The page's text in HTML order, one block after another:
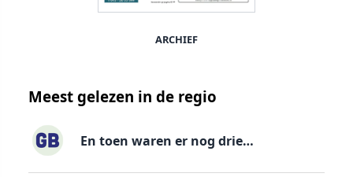
ARCHIEF
Meest gelezen in de regio
En toen waren er nog drie…